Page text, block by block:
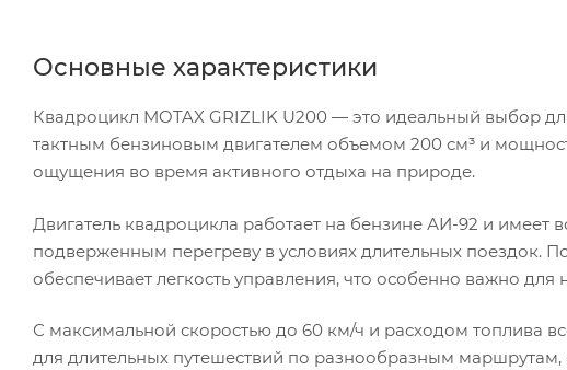
Основные характеристики
Квадроцикл MOTAX GRIZLIK U200 — это идеальный выбор
тактным бензиновым двигателем объемом 200 см³ и
ощущения во время активного отдыха на природе.
Двигатель квадроцикла работает на бензине АИ-92 и имеет
подверженным перегреву в условиях длительных поездок.
обеспечивает легкость управления, что особенно важно
С максимальной скоростью до 60 км/ч и расходом топлива
для длительных путешествий по разнообразным маршрутам,